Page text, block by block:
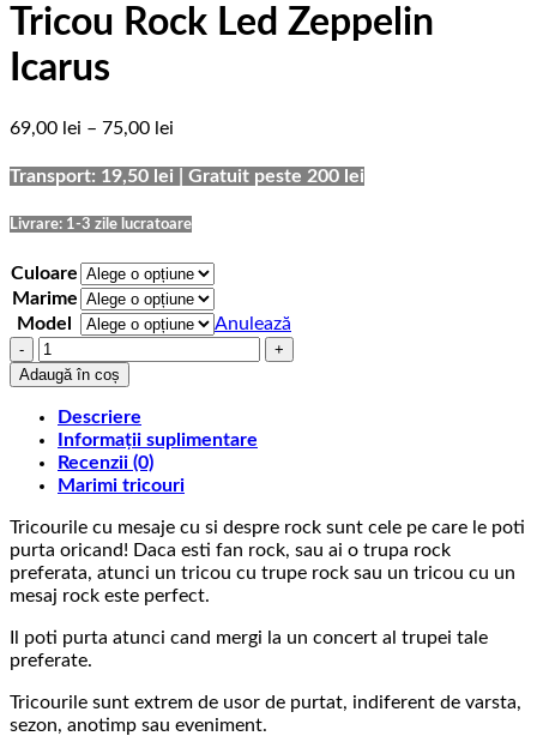
Tricou Rock Led Zeppelin
Icarus
69,00 lei – 75,00 lei
prețuri:
până
75,00 lei
Transport: 19,50 lei | Gratuit peste 200 lei
Livrare: 1-3 zile lucratoare
Culoare
Marime
Model
Anulează
Cantitate
Tricou
Rock
Led
Zeppelin
Icarus
Adaugă în coș
Descriere
Informații suplimentare
Recenzii (0)
Marimi tricouri
Tricourile cu mesaje cu si despre rock sunt cele pe care le poti
purta oricand! Daca esti fan rock, sau ai o trupa rock
preferata, atunci un tricou cu trupe rock sau un tricou cu un
mesaj rock este perfect.
Il poti purta atunci cand mergi la un concert al trupei tale
preferate.
Tricourile sunt extrem de usor de purtat, indiferent de varsta,
sezon, anotimp sau eveniment.